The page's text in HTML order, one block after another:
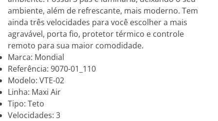
ambiente, além de refrescante, mais moderno. Tem
ainda três velocidades para você escolher a mais
agravável, porta fio, protetor térmico e controle
remoto para sua maior comodidade.
Marca: Mondial
Referência: 9070-01_110
Modelo: VTE-02
Linha: Maxi Air
Tipo: Teto
Velocidades: 3